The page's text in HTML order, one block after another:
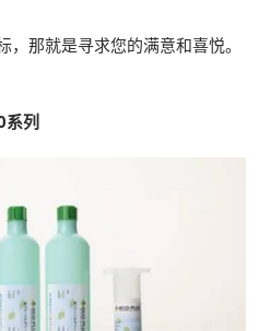
那就是寻求您的满意和喜悦。
系列